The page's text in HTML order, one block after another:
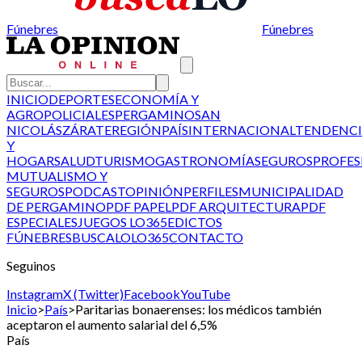
Fúnebres Fúnebres
INICIODEPORTESECONOMÍA Y
AGROPOLICIALESPERGAMINOSAN
NICOLÁSZÁRATEREGIÓNPAÍSINTERNACIONAL
Y
HOGARSALUDTURISMOGASTRONOMÍASEGUROS
MUTUALISMO Y
SEGUROSPODCASTOPINIÓNPERFILESMUNICIPALIDAD
DE PERGAMINOPDF PAPELPDF ARQUITECTURAPDF
ESPECIALESJUEGOS LO365EDICTOS
FÚNEBRESBUSCALOLO365CONTACTO
Seguinos
InstagramX (Twitter)FacebookYouTube
Inicio>País>Paritarias bonaerenses: los médicos también
aceptaron el aumento salarial del 6,5%
País